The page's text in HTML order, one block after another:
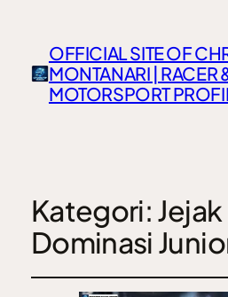
OFFICIAL SITE OF
MONTANARI | RACER
MOTORSPORT
Kategori:
Dominasi